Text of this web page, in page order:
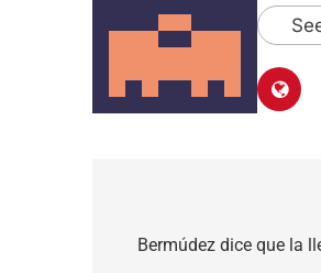
deBermúdez dice que la